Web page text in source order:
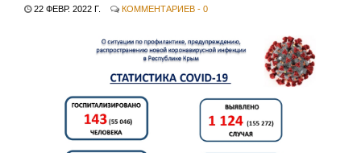
22 ФЕВР. 2022 Г. КОММЕНТАРИЕВ - 0